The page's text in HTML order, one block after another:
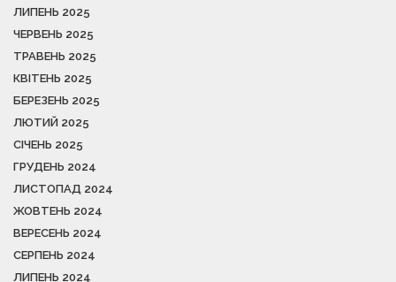
ЛИПЕНЬ 2025
ЧЕРВЕНЬ 2025
ТРАВЕНЬ 2025
КВІТЕНЬ 2025
БЕРЕЗЕНЬ 2025
ЛЮТИЙ 2025
СІЧЕНЬ 2025
ГРУДЕНЬ 2024
ЛИСТОПАД 2024
ЖОВТЕНЬ 2024
ВЕРЕСЕНЬ 2024
СЕРПЕНЬ 2024
ЛИПЕНЬ 2024